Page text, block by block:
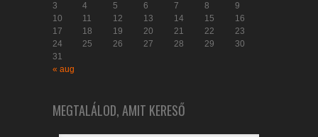
3
4 5 6 7 8
9
10
11 12 13 14 15
16
17
18 19 20 21 22
23
24
25 26 27 28 29
30
31
« aug
MEGTALÁLOD, AMIT KERESŐ